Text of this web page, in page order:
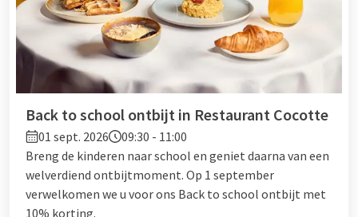
Back to school ontbijt in Restaurant Cocotte
01 sept. 2026
09:30 - 11:00
Breng de kinderen naar school en geniet daarna van een
welverdiend ontbijtmoment. Op 1 september
verwelkomen we u voor ons Back to school ontbijt met
10% korting.